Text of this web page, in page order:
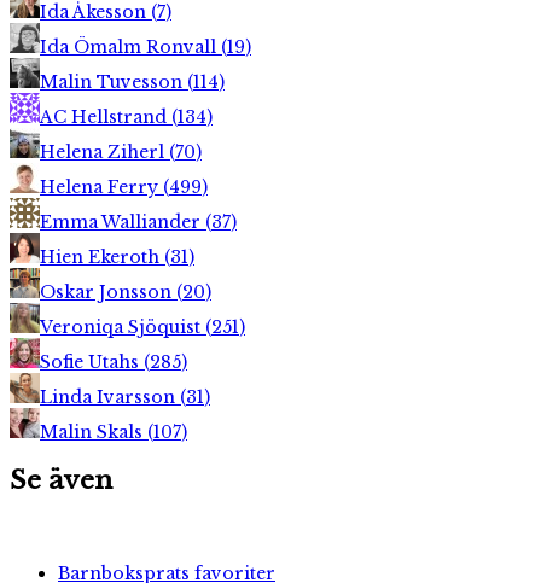
Ida Åkesson (7)
Ida Ömalm Ronvall (19)
Malin Tuvesson (114)
AC Hellstrand (134)
Helena Ziherl (70)
Helena Ferry (499)
Emma Walliander (37)
Hien Ekeroth (31)
Oskar Jonsson (20)
Veroniqa Sjöquist (251)
Sofie Utahs (285)
Linda Ivarsson (31)
Malin Skals (107)
Se även
Barnboksprats favoriter